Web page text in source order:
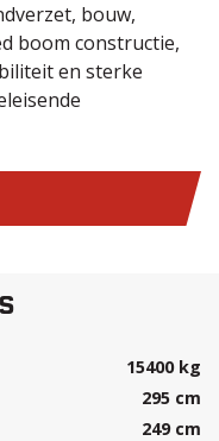
bouw,
boom constructie,
en sterke
15400 kg
295 cm
249 cm